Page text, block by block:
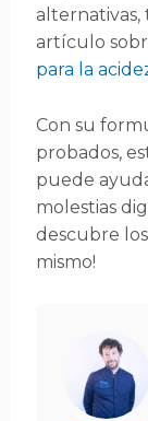
alternativas,
artículo
para la
Con su
probados,
puede
molestias
descubre
mismo!